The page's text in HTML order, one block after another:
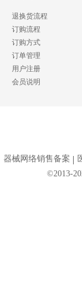
退换货流程
订购流程
订购方式
订单管理
用户注册
会员说明
器械网络销售备案
©2013-